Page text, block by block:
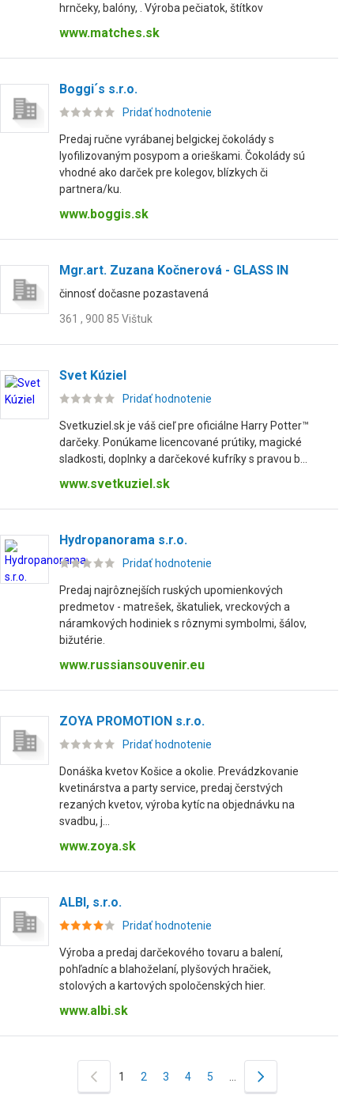
hrnčeky, balóny, . Výroba pečiatok, štítkov
www.matches.sk
Boggi´s s.r.o.
Pridať hodnotenie
Predaj ručne vyrábanej belgickej čokolády s
lyofilizovaným posypom a orieškami. Čokolády sú
vhodné ako darček pre kolegov, blízkych či
partnera/ku.
www.boggis.sk
Mgr.art. Zuzana Kočnerová - GLASS IN
činnosť dočasne pozastavená
361 , 900 85 Vištuk
Svet Kúziel
Pridať hodnotenie
Svetkuziel.sk je váš cieľ pre oficiálne Harry Potter™
darčeky. Ponúkame licencované prútiky, magické
sladkosti, doplnky a darčekové kufríky s pravou b...
www.svetkuziel.sk
Hydropanorama s.r.o.
Pridať hodnotenie
Predaj najrôznejších ruských upomienkových
predmetov - matrešek, škatuliek, vreckových a
náramkových hodiniek s rôznymi symbolmi, šálov,
bižutérie.
www.russiansouvenir.eu
ZOYA PROMOTION s.r.o.
Pridať hodnotenie
Donáška kvetov Košice a okolie. Prevádzkovanie
kvetinárstva a party service, predaj čerstvých
rezaných kvetov, výroba kytíc na objednávku na
svadbu, j...
www.zoya.sk
ALBI, s.r.o.
Pridať hodnotenie
Výroba a predaj darčekového tovaru a balení,
pohľadníc a blahoželaní, plyšových hračiek,
stolových a kartových spoločenských hier.
www.albi.sk
1 2 3 4 5